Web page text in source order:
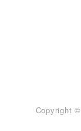
Copyright